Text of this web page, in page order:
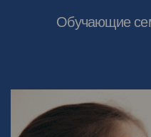
Обучающие